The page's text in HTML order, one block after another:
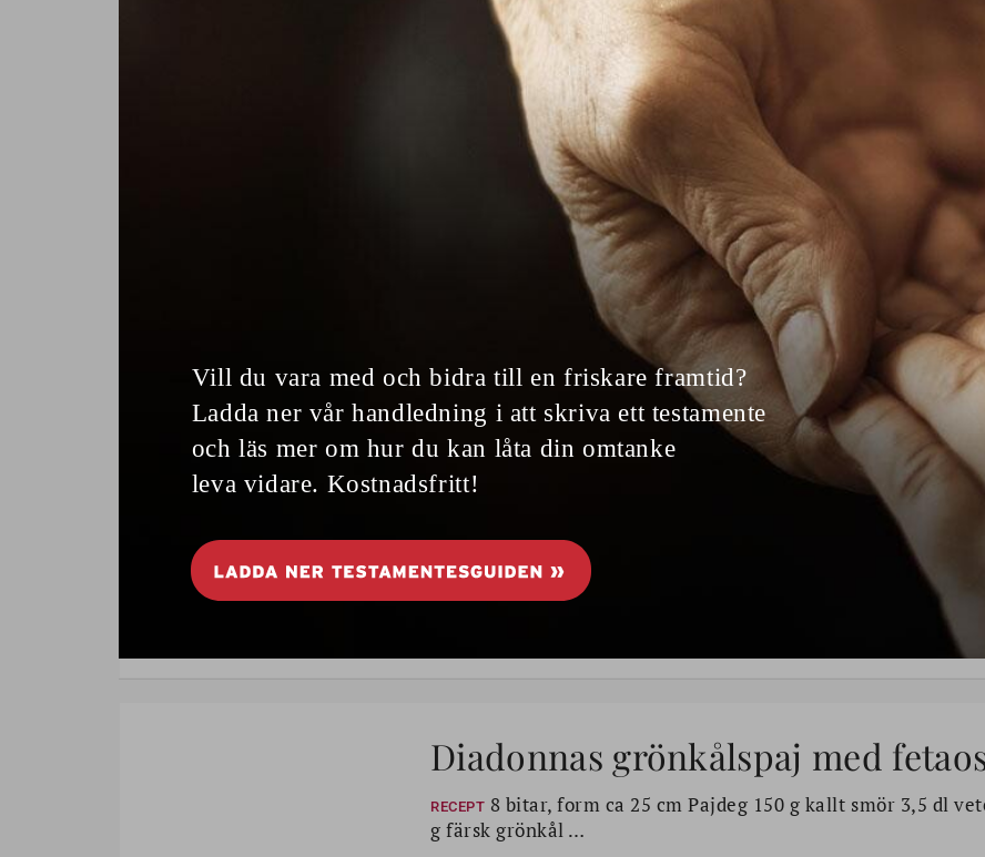
LÄS OCKSÅ
Cowboygryta
Plocka in Vilda Västern i köket med denna
proteiner. Det enda du behöver göra är att hacka en lök och
Auberginegratäng med ost
Den här läckra auberginegratängen kommer från ett
prisbelönt matkreatör som är född i Småland men har sina
generös och fantastiskt god och du hittar fler av Diana
Fikonpaj med vit choklad
1 paj à ca 26 cm eller 3 mindre Pajdeg 150 gram smör
Diadonnas grönkålspaj med
RECEPT 8 bitar, form ca 25 cm Pajdeg 150 g kallt smör 3,5 dl
g färsk grönkål …